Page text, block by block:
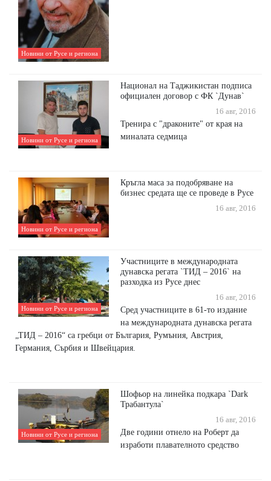
Новини от Русе и региона
Новини от Русе и региона
Национал на Таджикистан подписа
официален договор с ФК `Дунав`
16 авг, 2016
Тренира с "драконите" от края на
миналата седмица
Новини от Русе и региона
Кръгла маса за подобряване на
бизнес средата ще се проведе в Русе
16 авг, 2016
Новини от Русе и региона
Участниците в международната
дунавска регата `ТИД – 2016` на
разходка из Русе днес
16 авг, 2016
Сред участниците в 61-то издание
на международната дунавска регата
„ТИД – 2016“ са гребци от България, Румъния, Австрия,
Германия, Сърбия и Швейцария.
Новини от Русе и региона
Шофьор на линейка подкара `Dark
Трабантула`
16 авг, 2016
Две години отнело на Роберт да
изработи плавателното средство